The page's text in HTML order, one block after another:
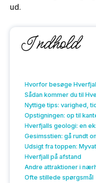
ud.
Indhold
Hvorfor besøge
Sådan kommer du til
Nyttige tips: varighed,
Opstigningen: op til
Hverfjalls geologi: en
Gesimsstien: gå rundt
Udsigt fra toppen:
Hverfjall på afstand
Andre attraktioner i
Ofte stillede spørgsmål